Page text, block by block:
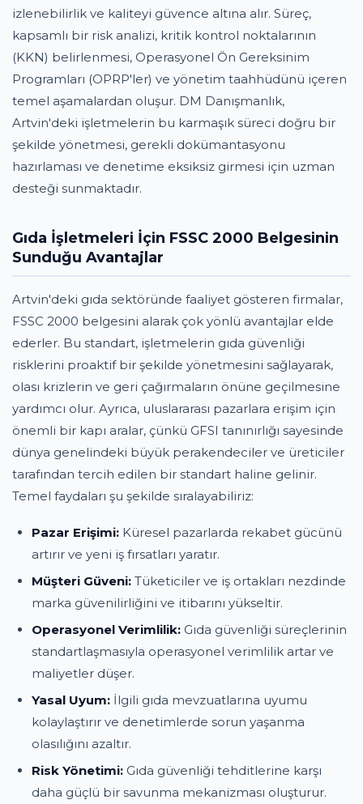
izlenebilirlik ve kaliteyi güvence altına alır. Süreç,
kapsamlı bir risk analizi, kritik kontrol noktalarının
(KKN) belirlenmesi, Operasyonel Ön Gereksinim
Programları (OPRP'ler) ve yönetim taahhüdünü içeren
temel aşamalardan oluşur. DM Danışmanlık,
Artvin'deki işletmelerin bu karmaşık süreci doğru bir
şekilde yönetmesi, gerekli dokümantasyonu
hazırlaması ve denetime eksiksiz girmesi için uzman
desteği sunmaktadır.
Gıda İşletmeleri İçin FSSC 2000 Belgesinin
Sunduğu Avantajlar
Artvin'deki gıda sektöründe faaliyet gösteren firmalar,
FSSC 2000 belgesini alarak çok yönlü avantajlar elde
ederler. Bu standart, işletmelerin gıda güvenliği
risklerini proaktif bir şekilde yönetmesini sağlayarak,
olası krizlerin ve geri çağırmaların önüne geçilmesine
yardımcı olur. Ayrıca, uluslararası pazarlara erişim için
önemli bir kapı aralar, çünkü GFSI tanınırlığı sayesinde
dünya genelindeki büyük perakendeciler ve üreticiler
tarafından tercih edilen bir standart haline gelinir.
Temel faydaları şu şekilde sıralayabiliriz:
Pazar Erişimi: Küresel pazarlarda rekabet gücünü
artırır ve yeni iş fırsatları yaratır.
Müşteri Güveni: Tüketiciler ve iş ortakları nezdinde
marka güvenilirliğini ve itibarını yükseltir.
Operasyonel Verimlilik: Gıda güvenliği süreçlerinin
standartlaşmasıyla operasyonel verimlilik artar ve
maliyetler düşer.
Yasal Uyum: İlgili gıda mevzuatlarına uyumu
kolaylaştırır ve denetimlerde sorun yaşanma
olasılığını azaltır.
Risk Yönetimi: Gıda güvenliği tehditlerine karşı
daha güçlü bir savunma mekanizması oluşturur.